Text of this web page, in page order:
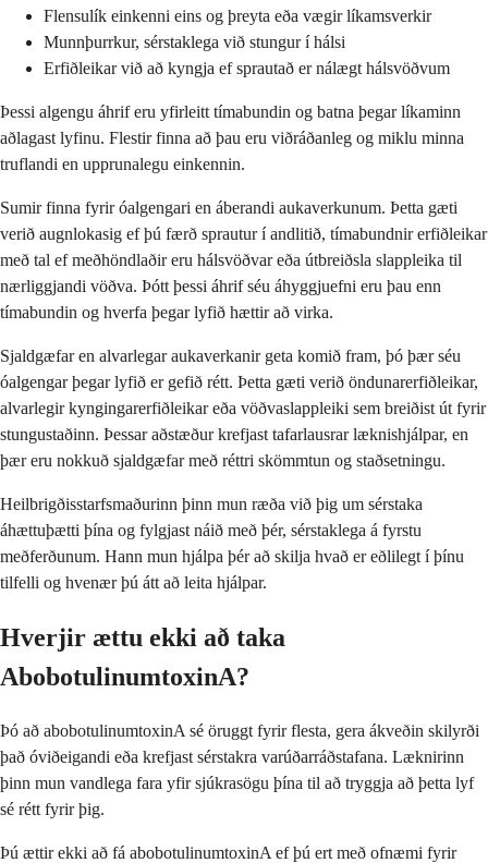
Flensulík einkenni eins og þreyta eða vægir líkamsverkir
Munnþurrkur, sérstaklega við stungur í hálsi
Erfiðleikar við að kyngja ef sprautað er nálægt hálsvöðvum
Þessi algengu áhrif eru yfirleitt tímabundin og batna þegar líkaminn
aðlagast lyfinu. Flestir finna að þau eru viðráðanleg og miklu minna
truflandi en upprunalegu einkennin.
Sumir finna fyrir óalgengari en áberandi aukaverkunum. Þetta gæti
verið augnlokasig ef þú færð sprautur í andlitið, tímabundnir erfiðleikar
með tal ef meðhöndlaðir eru hálsvöðvar eða útbreiðsla slappleika til
nærliggjandi vöðva. Þótt þessi áhrif séu áhyggjuefni eru þau enn
tímabundin og hverfa þegar lyfið hættir að virka.
Sjaldgæfar en alvarlegar aukaverkanir geta komið fram, þó þær séu
óalgengar þegar lyfið er gefið rétt. Þetta gæti verið öndunarerfiðleikar,
alvarlegir kyngingarerfiðleikar eða vöðvaslappleiki sem breiðist út fyrir
stungustaðinn. Þessar aðstæður krefjast tafarlausrar læknishjálpar, en
þær eru nokkuð sjaldgæfar með réttri skömmtun og staðsetningu.
Heilbrigðisstarfsmaðurinn þinn mun ræða við þig um sérstaka
áhættuþætti þína og fylgjast náið með þér, sérstaklega á fyrstu
meðferðunum. Hann mun hjálpa þér að skilja hvað er eðlilegt í þínu
tilfelli og hvenær þú átt að leita hjálpar.
Hverjir ættu ekki að taka
AbobotulinumtoxinA?
Þó að abobotulinumtoxinA sé öruggt fyrir flesta, gera ákveðin skilyrði
það óviðeigandi eða krefjast sérstakra varúðarráðstafana. Læknirinn
þinn mun vandlega fara yfir sjúkrasögu þína til að tryggja að þetta lyf
sé rétt fyrir þig.
Þú ættir ekki að fá abobotulinumtoxinA ef þú ert með ofnæmi fyrir